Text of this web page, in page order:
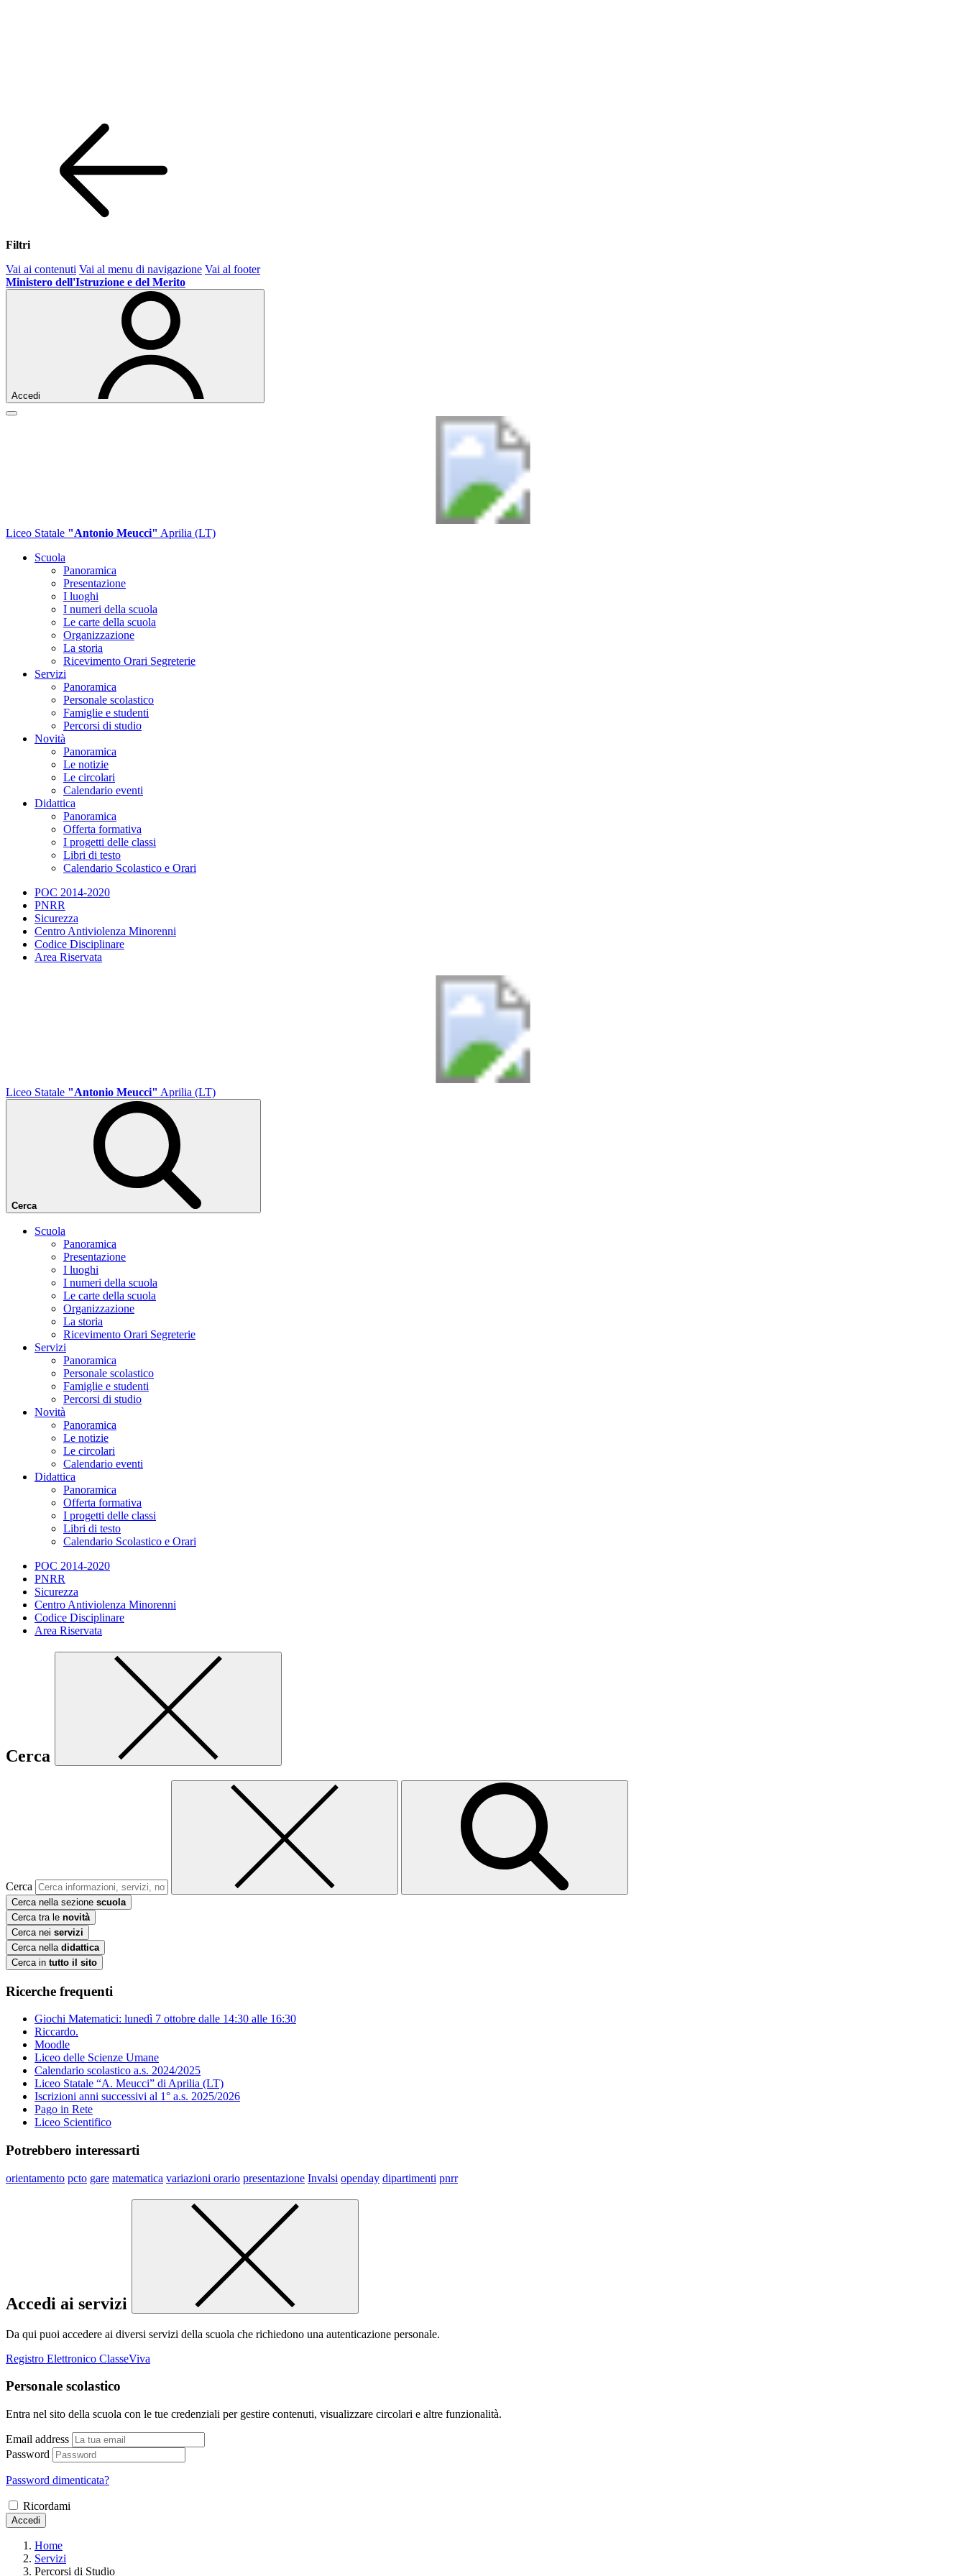
Filtri
Vai ai contenuti Vai al menu di navigazione Vai al footer
Ministero dell'Istruzione e del Merito
Accedi
Liceo Statale "Antonio Meucci" Aprilia (LT)
Scuola
Panoramica
Presentazione
I luoghi
I numeri della scuola
Le carte della scuola
Organizzazione
La storia
Ricevimento Orari Segreterie
Servizi
Panoramica
Personale scolastico
Famiglie e studenti
Percorsi di studio
Novità
Panoramica
Le notizie
Le circolari
Calendario eventi
Didattica
Panoramica
Offerta formativa
I progetti delle classi
Libri di testo
Calendario Scolastico e Orari
POC 2014-2020
PNRR
Sicurezza
Centro Antiviolenza Minorenni
Codice Disciplinare
Area Riservata
Liceo Statale "Antonio Meucci" Aprilia (LT)
Cerca
Scuola
Panoramica
Presentazione
I luoghi
I numeri della scuola
Le carte della scuola
Organizzazione
La storia
Ricevimento Orari Segreterie
Servizi
Panoramica
Personale scolastico
Famiglie e studenti
Percorsi di studio
Novità
Panoramica
Le notizie
Le circolari
Calendario eventi
Didattica
Panoramica
Offerta formativa
I progetti delle classi
Libri di testo
Calendario Scolastico e Orari
POC 2014-2020
PNRR
Sicurezza
Centro Antiviolenza Minorenni
Codice Disciplinare
Area Riservata
Cerca
Cerca
Cerca nella sezione scuola
Cerca tra le novità
Cerca nei servizi
Cerca nella didattica
Cerca in tutto il sito
Ricerche frequenti
Giochi Matematici: lunedì 7 ottobre dalle 14:30 alle 16:30
Riccardo.
Moodle
Liceo delle Scienze Umane
Calendario scolastico a.s. 2024/2025
Liceo Statale “A. Meucci” di Aprilia (LT)
Iscrizioni anni successivi al 1° a.s. 2025/2026
Pago in Rete
Liceo Scientifico
Potrebbero interessarti
orientamento pcto gare matematica variazioni orario presentazione Invalsi openday dipartimenti pnrr
Accedi ai servizi
Da qui puoi accedere ai diversi servizi della scuola che richiedono una autenticazione personale.
Registro Elettronico ClasseViva
Personale scolastico
Entra nel sito della scuola con le tue credenziali per gestire contenuti, visualizzare circolari e altre funzionalità.
Email address
Password
Password dimenticata?
Ricordami
Accedi
Home
Servizi
Percorsi di Studio